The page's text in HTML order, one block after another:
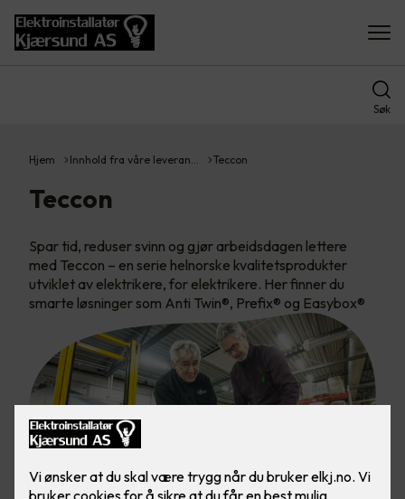
Søk
Hjem Innhold fra våre leveran… Teccon
Teccon
Spar tid, reduser svinn og gjør arbeidsdagen lettere
med Teccon – en serie helnorske kvalitetsprodukter
utviklet av elektrikere, for elektrikere. Her finner du
smarte løsninger som Anti Twin®, Prefix® og Easybox®